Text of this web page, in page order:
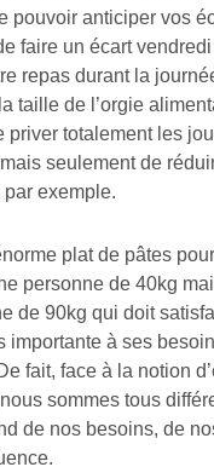
pouvoir anticiper vos
faire un écart
repas durant la
taille de l’orgie
priver totalement les
seulement de
exemple.
plat de pâtes
personne de 40kg
de 90kg qui doit
importante à ses
fait, face à la notion
sommes tous
de nos besoins, de